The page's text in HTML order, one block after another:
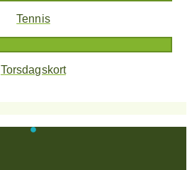
Tennis
Torsdagskort